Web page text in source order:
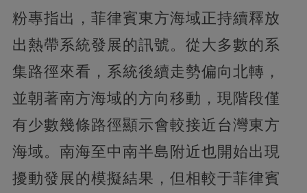
粉專指出，菲律賓東方海域正持續釋放
出熱帶系統發展的訊號。從大多數的系
集路徑來看，系統後續走勢偏向北轉，
並朝著南方海域的方向移動，現階段僅
有少數幾條路徑顯示會較接近台灣東方
海域。南海至中南半島附近也開始出現
擾動發展的模擬結果，但相較于菲律賓